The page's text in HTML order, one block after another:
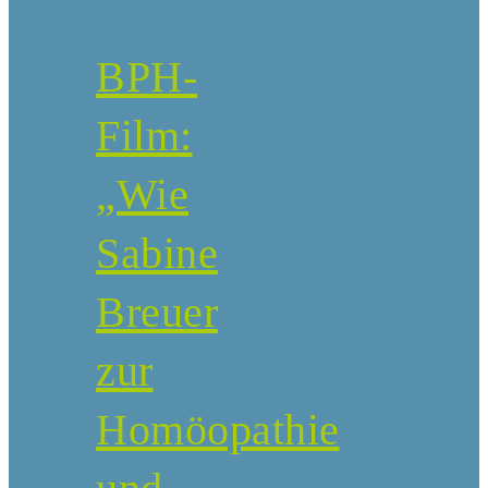
BPH-
Film:
„Wie
Sabine
Breuer
zur
Homöopathie